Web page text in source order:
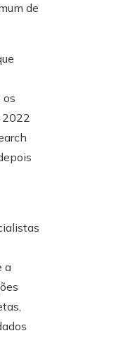
de
os
2022
a